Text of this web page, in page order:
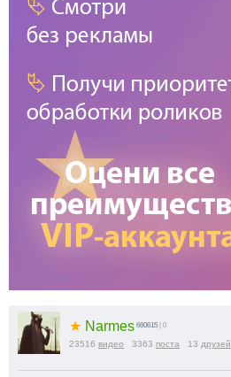
★ Narmes 660615 | 0
23516 видео 3363 поста 13 друзей